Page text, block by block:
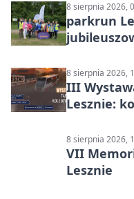
8 sierpnia 2026,
parkrun
8 sierpnia 2026,
III
Lesznie:
8 sierpnia 2026,
VII
Lesznie